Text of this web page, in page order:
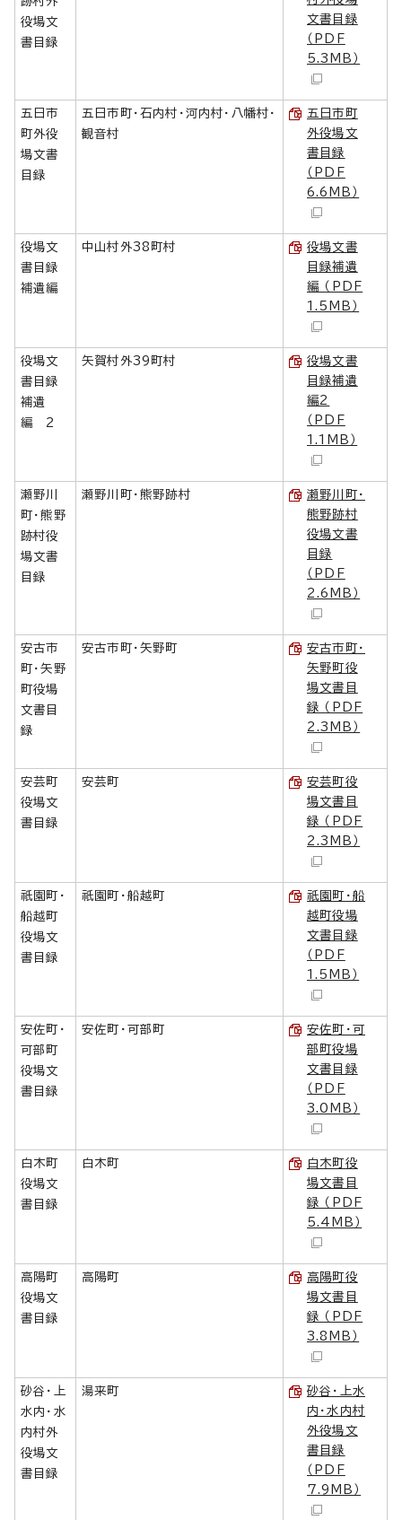
役場文
書目録
文書目録
（PDF
5.3MB）
五日市
町外役
場文書
目録
五日市町・石内村・河内村・八幡村・
観音村
五日市町
外役場文
書目録
（PDF
6.6MB）
役場文
書目録
補遺編
中山村外38町村
役場文書
目録補遺
編 （PDF
1.5MB）
役場文
書目録
補遺
編 2
矢賀村外39町村
役場文書
目録補遺
編2
（PDF
1.1MB）
瀬野川
町・熊野
跡村役
場文書
目録
瀬野川町・熊野跡村
瀬野川町・
熊野跡村
役場文書
目録
（PDF
2.6MB）
安古市
町・矢野
町役場
文書目
録
安古市町・矢野町
安古市町・
矢野町役
場文書目
録 （PDF
2.3MB）
安芸町
役場文
書目録
安芸町
安芸町役
場文書目
録 （PDF
2.3MB）
祇園町・
船越町
役場文
書目録
祇園町・船越町
祇園町・船
越町役場
文書目録
（PDF
1.5MB）
安佐町・
可部町
役場文
書目録
安佐町・可部町
安佐町・可
部町役場
文書目録
（PDF
3.0MB）
白木町
役場文
書目録
白木町
白木町役
場文書目
録 （PDF
5.4MB）
高陽町
役場文
書目録
高陽町
高陽町役
場文書目
録 （PDF
3.8MB）
砂谷・上
水内・水
内村外
役場文
書目録
湯来町
砂谷・上水
内・水内村
外役場文
書目録
（PDF
7.9MB）